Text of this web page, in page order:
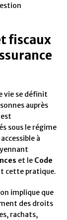
fiscaux
vie se définit
auprès
sous le régime
à
et le Code
cette pratique.
implique que
des droits
rachats,